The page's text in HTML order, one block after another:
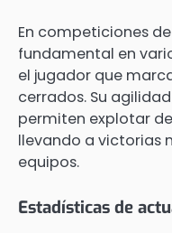
En competiciones
fundamental en
el jugador que
cerrados. Su
permiten explotar
llevando a victorias
equipos.
Estadísticas de